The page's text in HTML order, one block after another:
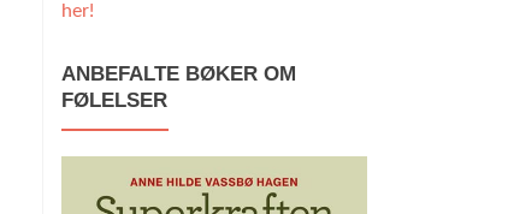
her!
ANBEFALTE BØKER OM
FØLELSER